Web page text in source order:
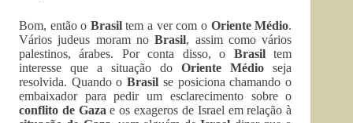
Bom, então o Brasiltem a ver com o Oriente Médio.
Vários judeus moram noBrasil, assim como vários
palestinos, árabes. Por conta disso, o Brasiltem
interesse que a situação doOriente Médio seja
resolvida. Quando oBrasil se posiciona chamando o
embaixador para pedir um esclarecimento sobre o
conflito de Gaza e os exageros de Israel em relação à